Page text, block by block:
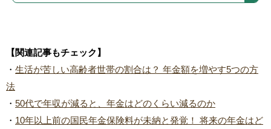
【関連記事もチェック】
・ 生活が苦しい高齢者世帯の割合は？ 年金額を増やす5つの方
法
・ 50代で年収が減ると、年金はどのくらい減るのか
・ 10年以上前の国民年金保険料が未納と発覚！ 将来の年金はど